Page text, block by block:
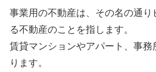
事業用の不動産は、その名の通
る不動産のことを指します。
賃貸マンションやアパート、事務
ります。